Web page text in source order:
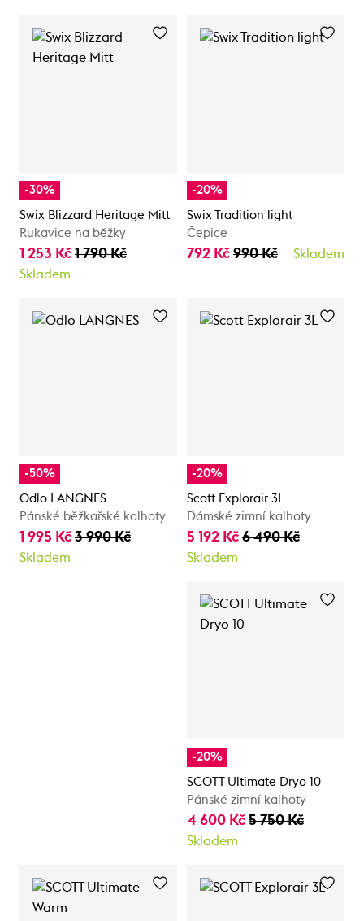
-30%
Swix Blizzard Heritage Mitt
Rukavice na běžky
1 253 Kč 1 790 Kč
Skladem
-20%
Swix Tradition light
Čepice
792 Kč 990 Kč Skladem
-50%
Odlo LANGNES
Pánské běžkařské kalhoty
1 995 Kč 3 990 Kč
Skladem
-20%
Scott Explorair 3L
Dámské zimní kalhoty
5 192 Kč 6 490 Kč
Skladem
-20%
SCOTT Ultimate Dryo 10
Pánské zimní kalhoty
4 600 Kč 5 750 Kč
Skladem